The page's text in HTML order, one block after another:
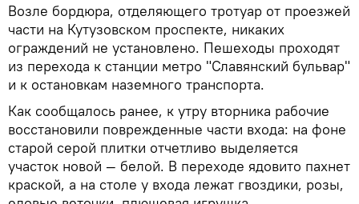
Возле бордюра, отделяющего тротуар от проезжей
части на Кутузовском проспекте, никаких
ограждений не установлено. Пешеходы проходят
из перехода к станции метро "Славянский бульвар"
и к остановкам наземного транспорта.
Как сообщалось ранее, к утру вторника рабочие
восстановили поврежденные части входа: на фоне
старой серой плитки отчетливо выделяется
участок новой — белой. В переходе ядовито пахнет
краской, а на столе у входа лежат гвоздики, розы,